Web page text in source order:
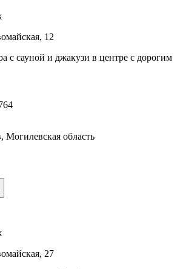
12
с сауной и джакузи в центре с дорогим
Могилевская область
27